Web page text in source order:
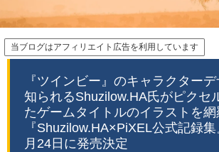
当ブログはアフィリエイト広告を利用しています
『ツインビー』のキャラクター
知られるShuzilow.HA氏がピクセ
たゲームタイトルのイラストを
『Shuzilow.HA×PiXEL公式記録
月24日に発売決定